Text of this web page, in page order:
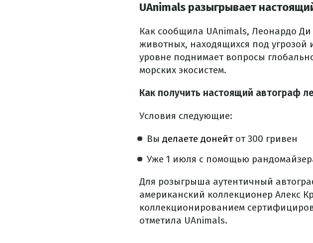
UAnimals разыгрывает
Как сообщила UAnimals, Леонардо
животных, находящихся под угрозой
уровне поднимает вопросы
морских экосистем.
Как получить настоящий автограф
Условия следующие:
Вы делаете донейтот 300 гривен
Уже 1 июля с помощью
Для розыгрыша аутентичный
американский коллекционер Алекс
коллекционированием
отметила UAnimals.